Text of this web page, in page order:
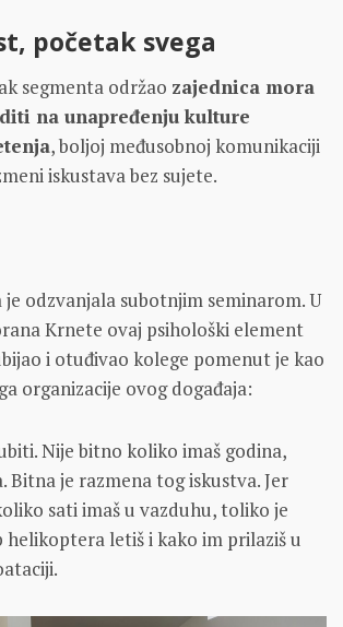
početak svega
segmenta održao zajednica mora
na unapređenju kulture
, boljoj međusobnoj komunikaciji
iskustava bez sujete.
odzvanjala subotnjim seminarom. U
Krnete ovaj psihološki element
i otuđivao kolege pomenut je kao
organizacije ovog događaja:
Nije bitno koliko imaš godina,
Bitna je razmena tog iskustva. Jer
sati imaš u vazduhu, toliko je
letiš i kako im prilaziš u